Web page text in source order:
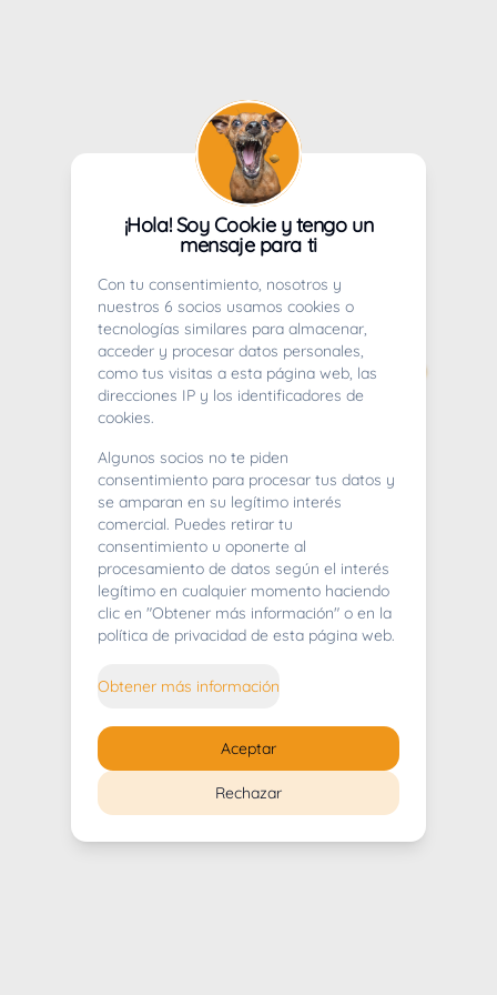
404
Whoops! Lo sentimos mucho.
¡Hola! Soy Cookie y tengo un
mensaje para ti
Con tu consentimiento, nosotros y
nuestros 6 socios usamos cookies o
tecnologías similares para almacenar,
acceder y procesar datos personales,
como tus visitas a esta página web, las
direcciones IP y los identificadores de
cookies.
Algunos socios no te piden
consentimiento para procesar tus datos y
se amparan en su legítimo interés
comercial. Puedes retirar tu
consentimiento u oponerte al
procesamiento de datos según el interés
legítimo en cualquier momento haciendo
clic en "Obtener más información" o en la
política de privacidad de esta página web.
Obtener más información
Rechazar
Aceptar